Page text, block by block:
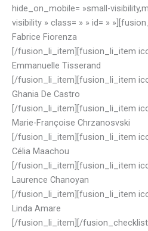
hide_on_mobile= »small-
visibility » class= » » id= »
Fabrice Fiorenza
[/fusion_li_item][fusion_li_item
Emmanuelle Tisserand
[/fusion_li_item][fusion_li_item
Ghania De Castro
[/fusion_li_item][fusion_li_item
Marie-Françoise Chrzanosvski
[/fusion_li_item][fusion_li_item
Célia Maachou
[/fusion_li_item][fusion_li_item
Laurence Chanoyan
[/fusion_li_item][fusion_li_item
Linda Amare
[/fusion_li_item][/